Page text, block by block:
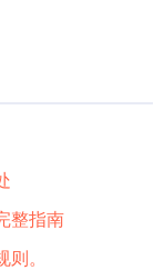
整指南
。